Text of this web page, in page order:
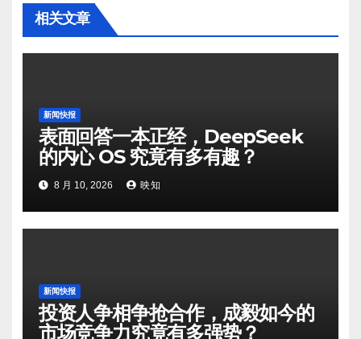
相关文章
新闻快报
表面回答一本正经，DeepSeek
的内心 OS 究竟有多有趣？
8 月 10, 2026 映知
新闻快报
投资人争相争抢合作，成毅如今的
市场竞争力究竟有多强势？